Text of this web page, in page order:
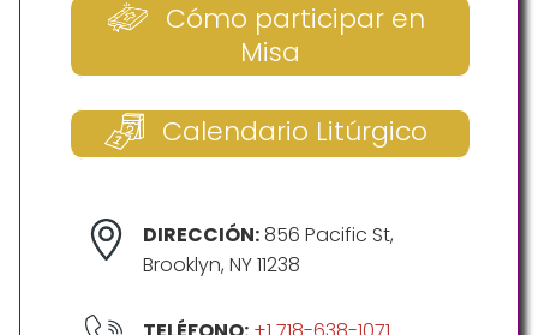
Cómo participar en
Misa
Calendario Litúrgico
DIRECCIÓN:856 Pacific St,
Brooklyn, NY 11238